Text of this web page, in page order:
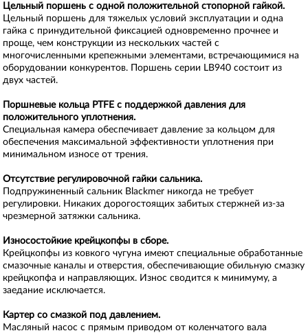
Цельный поршень с одной положительной стопорной гайкой.
Цельный поршень для тяжелых условий эксплуатации и одна
гайка с принудительной фиксацией одновременно прочнее и
проще, чем конструкции из нескольких частей с
многочисленными крепежными элементами, встречающимися на
оборудовании конкурентов. Поршень серии LB940 состоит из
двух частей.
Поршневые кольца PTFE с поддержкой давления для
положительного уплотнения.
Специальная камера обеспечивает давление за кольцом для
обеспечения максимальной эффективности уплотнения при
минимальном износе от трения.
Отсутствие регулировочной гайки сальника.
Подпружиненный сальник Blackmer никогда не требует
регулировки. Никаких дорогостоящих забитых стержней из-за
чрезмерной затяжки сальника.
Износостойкие крейцкопфы в сборе.
Крейцкопфы из ковкого чугуна имеют специальные обработанные
смазочные каналы и отверстия, обеспечивающие обильную смазку
крейцкопфа и направляющих. Износ сводится к минимуму, а
заедание исключается.
Картер со смазкой под давлением.
Масляный насос с прямым приводом от коленчатого вала